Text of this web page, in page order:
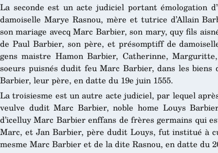
La seconde est un acte judiciel portant émologation
damoiselle Marye Rasnou, mère et tutrice d’Allain
son mariage avecq Marc Barbier, son mary, quy fils
de Paul Barbier, son père, et présomptiff de
gens maistre Hamon Barbier, Catherinne,
soeurs puisnés dudit feu Marc Barbier, dans les biens
Barbier, leur père, en datte du 19e juin 1555.
La troisiesme est un autre acte judiciel, par lequel
veulve dudit Marc Barbier, noble home Louys
d’icelluy Marc Barbier enffans de frères germains qui
Marc, et Jan Barbier, père dudit Louys, fut institué à
mesme Marc Barbier et de la dite Rasnou, en datte du